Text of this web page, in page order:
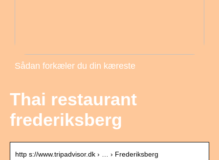
Sådan forkæler du din kæreste
Thai restaurant
frederiksberg
http s://www.tripadvisor.dk › … › Frederiksberg